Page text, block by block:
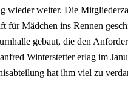
wieder weiter. Die
für Mädchen ins Rennen
gebaut, die den
Winterstetter erlag im
hat ihm viel zu